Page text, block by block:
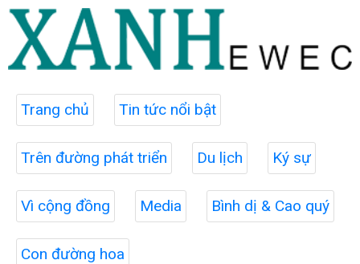
Trang chủ Tin tức nổi bật
Trên đường phát triển Du lịch Ký sự
Vì cộng đồng Media Bình dị & Cao quý
Con đường hoa